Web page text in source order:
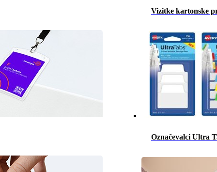
Vizitke kartonske
Označevalci Ultra